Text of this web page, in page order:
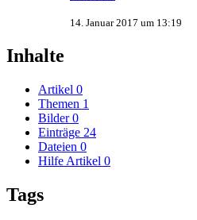
14. Januar 2017 um 13:19
Inhalte
Artikel 0
Themen 1
Bilder 0
Einträge 24
Dateien 0
Hilfe Artikel 0
Tags